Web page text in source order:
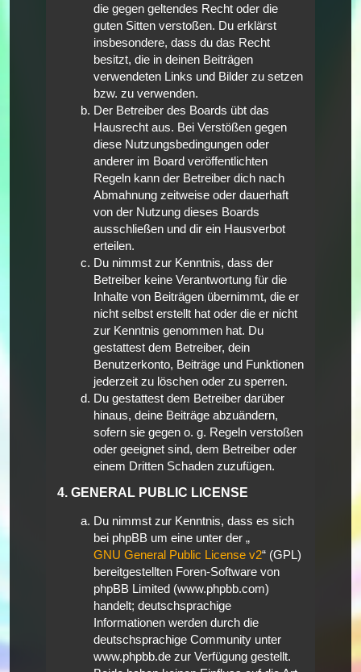
die gegen geltendes Recht oder die
guten Sitten verstoßen. Du erklärst
insbesondere, dass du das Recht
besitzt, die in deinen Beiträgen
verwendeten Links und Bilder zu setzen
bzw. zu verwenden.
Der Betreiber des Boards übt das
Hausrecht aus. Bei Verstößen gegen
diese Nutzungsbedingungen oder
anderer im Board veröffentlichten
Regeln kann der Betreiber dich nach
Abmahnung zeitweise oder dauerhaft
von der Nutzung dieses Boards
ausschließen und dir ein Hausverbot
erteilen.
Du nimmst zur Kenntnis, dass der
Betreiber keine Verantwortung für die
Inhalte von Beiträgen übernimmt, die er
nicht selbst erstellt hat oder die er nicht
zur Kenntnis genommen hat. Du
gestattest dem Betreiber, dein
Benutzerkonto, Beiträge und Funktionen
jederzeit zu löschen oder zu sperren.
Du gestattest dem Betreiber darüber
hinaus, deine Beiträge abzuändern,
sofern sie gegen o. g. Regeln verstoßen
oder geeignet sind, dem Betreiber oder
einem Dritten Schaden zuzufügen.
4. GENERAL PUBLIC LICENSE
Du nimmst zur Kenntnis, dass es sich
bei phpBB um eine unter der „
GNU General Public License v2“ (GPL)
bereitgestellten Foren-Software von
phpBB Limited (www.phpbb.com)
handelt; deutschsprachige
Informationen werden durch die
deutschsprachige Community unter
www.phpbb.de zur Verfügung gestellt.